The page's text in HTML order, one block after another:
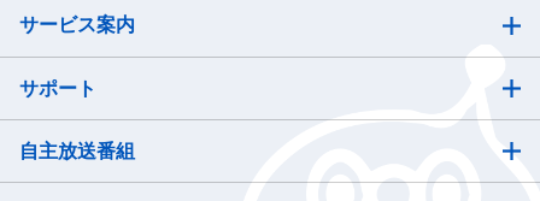
サービス案内
サポート
自主放送番組